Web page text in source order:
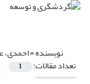
نویسنده =احمدی،
تعداد مقالات: 1